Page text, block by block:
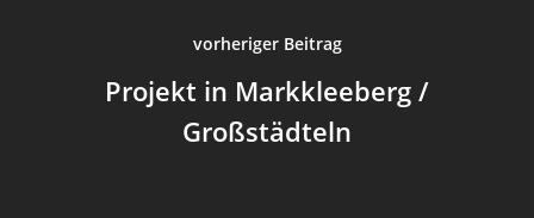
vorheriger Beitrag
Projekt in Markkleeberg /
Großstädteln
Aktuell
Archiv